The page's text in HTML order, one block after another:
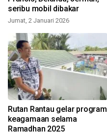
seribu mobil dibakar
Jumat, 2 Januari 2026
Rutan Rantau gelar program
keagamaan selama
Ramadhan 2025